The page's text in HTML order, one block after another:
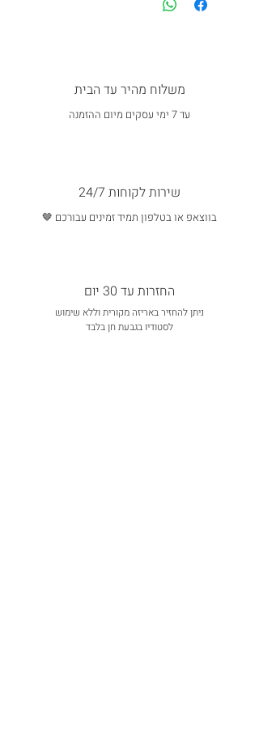
משלוח מהיר עד הבית
עד 7 ימי עסקים מיום ההזמנה
שירות לקוחות 24/7
בווצאפ או בטלפון תמיד זמינים עבורכם 🤎
החזרות עד 30 יום
ניתן להחזיר באריזה מקורית וללא שימוש
לסטודיו בגבעת חן בלבד